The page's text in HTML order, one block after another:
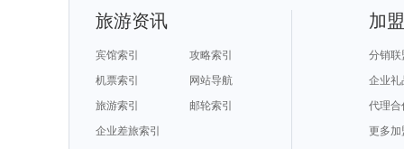
旅游资讯
宾馆索引
攻略索引
机票索引
网站导航
旅游索引
邮轮索引
企业差旅索引
加
分销联
企业礼
代理合
更多加